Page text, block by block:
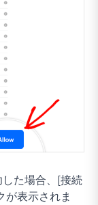
た場合、[接続
が表示されま